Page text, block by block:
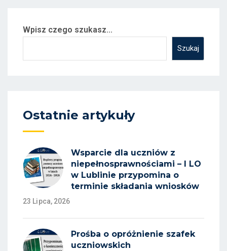
Wpisz czego szukasz...
Szukaj
Ostatnie artykuły
Wsparcie dla uczniów z
niepełnosprawnościami – I LO
w Lublinie przypomina o
terminie składania wniosków
23 Lipca, 2026
Prośba o opróżnienie szafek
uczniowskich